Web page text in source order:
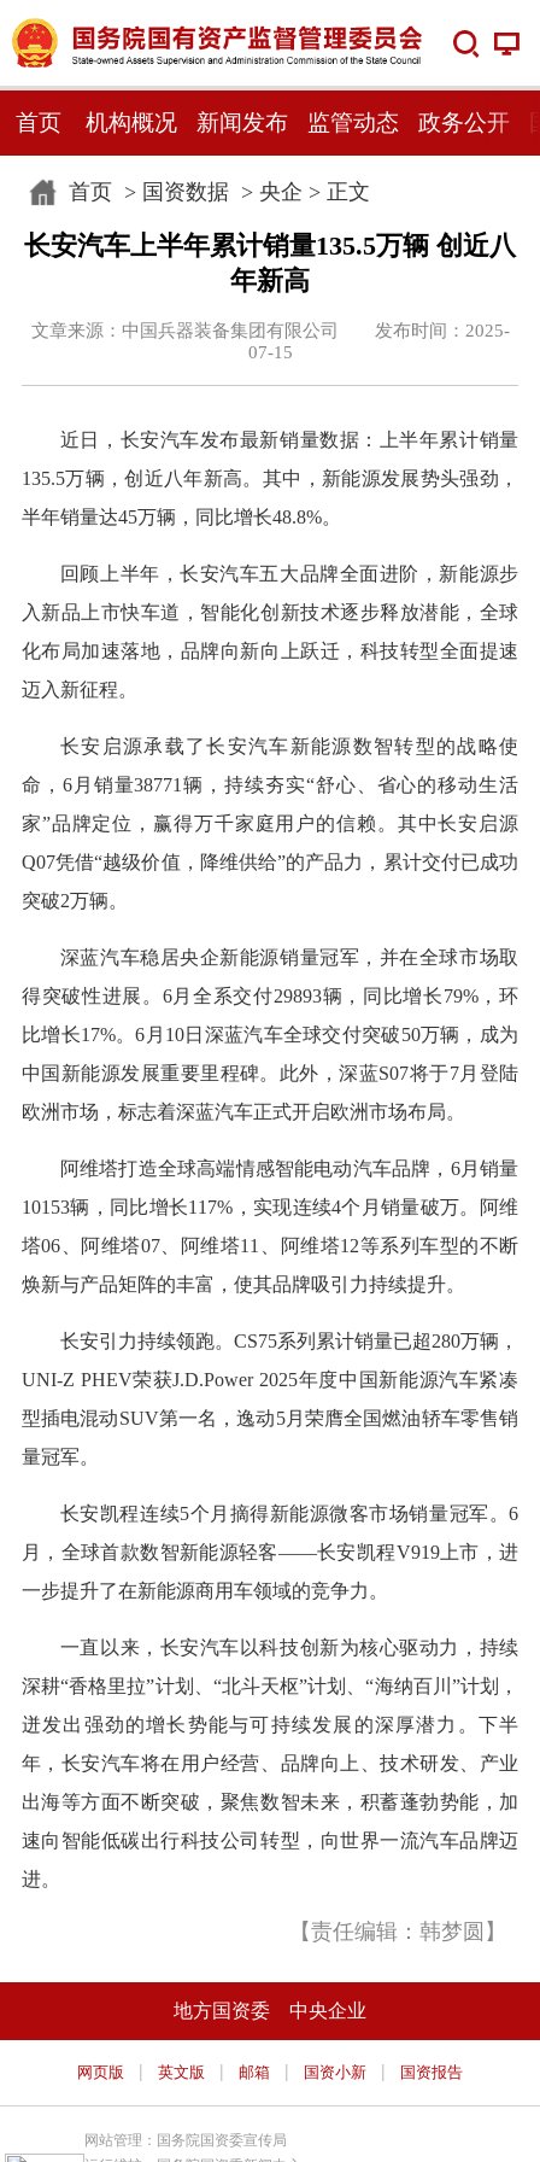
首页 机构概况 新闻发布 监管动态 政务公开
首页> 国资数据> 央企 > 正文
长安汽车上半年累计销量135.5万辆 创近八
年新高
文章来源：中国兵器装备集团有限公司 发布时间：2025-
07-15
近日，长安汽车发布最新销量数据：上半年累计销量
135.5万辆，创近八年新高。其中，新能源发展势头强劲，
半年销量达45万辆，同比增长48.8%。
回顾上半年，长安汽车五大品牌全面进阶，新能源步
入新品上市快车道，智能化创新技术逐步释放潜能，全球
化布局加速落地，品牌向新向上跃迁，科技转型全面提速
迈入新征程。
长安启源承载了长安汽车新能源数智转型的战略使
命，6月销量38771辆，持续夯实“舒心、省心的移动生活
家”品牌定位，赢得万千家庭用户的信赖。其中长安启源
Q07凭借“越级价值，降维供给”的产品力，累计交付已成功
突破2万辆。
深蓝汽车稳居央企新能源销量冠军，并在全球市场取
得突破性进展。6月全系交付29893辆，同比增长79%，环
比增长17%。6月10日深蓝汽车全球交付突破50万辆，成为
中国新能源发展重要里程碑。此外，深蓝S07将于7月登陆
欧洲市场，标志着深蓝汽车正式开启欧洲市场布局。
阿维塔打造全球高端情感智能电动汽车品牌，6月销量
10153辆，同比增长117%，实现连续4个月销量破万。阿维
塔06、阿维塔07、阿维塔11、阿维塔12等系列车型的不断
焕新与产品矩阵的丰富，使其品牌吸引力持续提升。
长安引力持续领跑。CS75系列累计销量已超280万辆，
UNI-Z PHEV荣获J.D.Power 2025年度中国新能源汽车紧凑
型插电混动SUV第一名，逸动5月荣膺全国燃油轿车零售销
量冠军。
长安凯程连续5个月摘得新能源微客市场销量冠军。6
月，全球首款数智新能源轻客——长安凯程V919上市，进
一步提升了在新能源商用车领域的竞争力。
一直以来，长安汽车以科技创新为核心驱动力，持续
深耕“香格里拉”计划、“北斗天枢”计划、“海纳百川”计划，
迸发出强劲的增长势能与可持续发展的深厚潜力。下半
年，长安汽车将在用户经营、品牌向上、技术研发、产业
出海等方面不断突破，聚焦数智未来，积蓄蓬勃势能，加
速向智能低碳出行科技公司转型，向世界一流汽车品牌迈
进。
【责任编辑：韩梦圆】
地方国资委 中央企业
网页版 | 英文版 | 邮箱 | 国资小新 | 国资报告
网站管理：国务院国资委宣传局